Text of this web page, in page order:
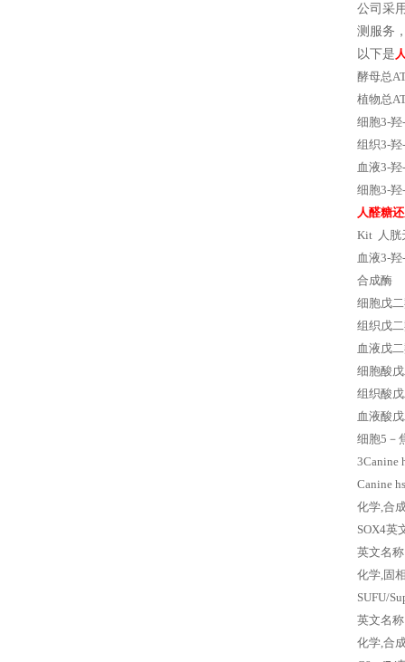
公司采
测服务
以下是
酵母总
植物总
细胞3-羟
组织3-羟
血液3-
细胞3-羟
人醛糖
Kit 人胱
血液3-
合成酶
细胞戊
组织戊
血液戊
细胞酸
组织酸
血液酸
细胞5－
3Canine
Canine
化学,合
SOX4英
英文名
化学,固
SUFU/
英文名
化学,合